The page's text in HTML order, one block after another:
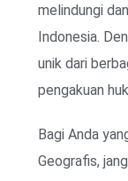
melindungi
Indonesia.
unik dari
pengakuan
Bagi Anda
Geografis,